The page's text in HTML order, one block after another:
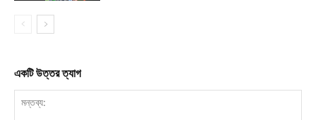
একটি উত্তর ত্যাগ